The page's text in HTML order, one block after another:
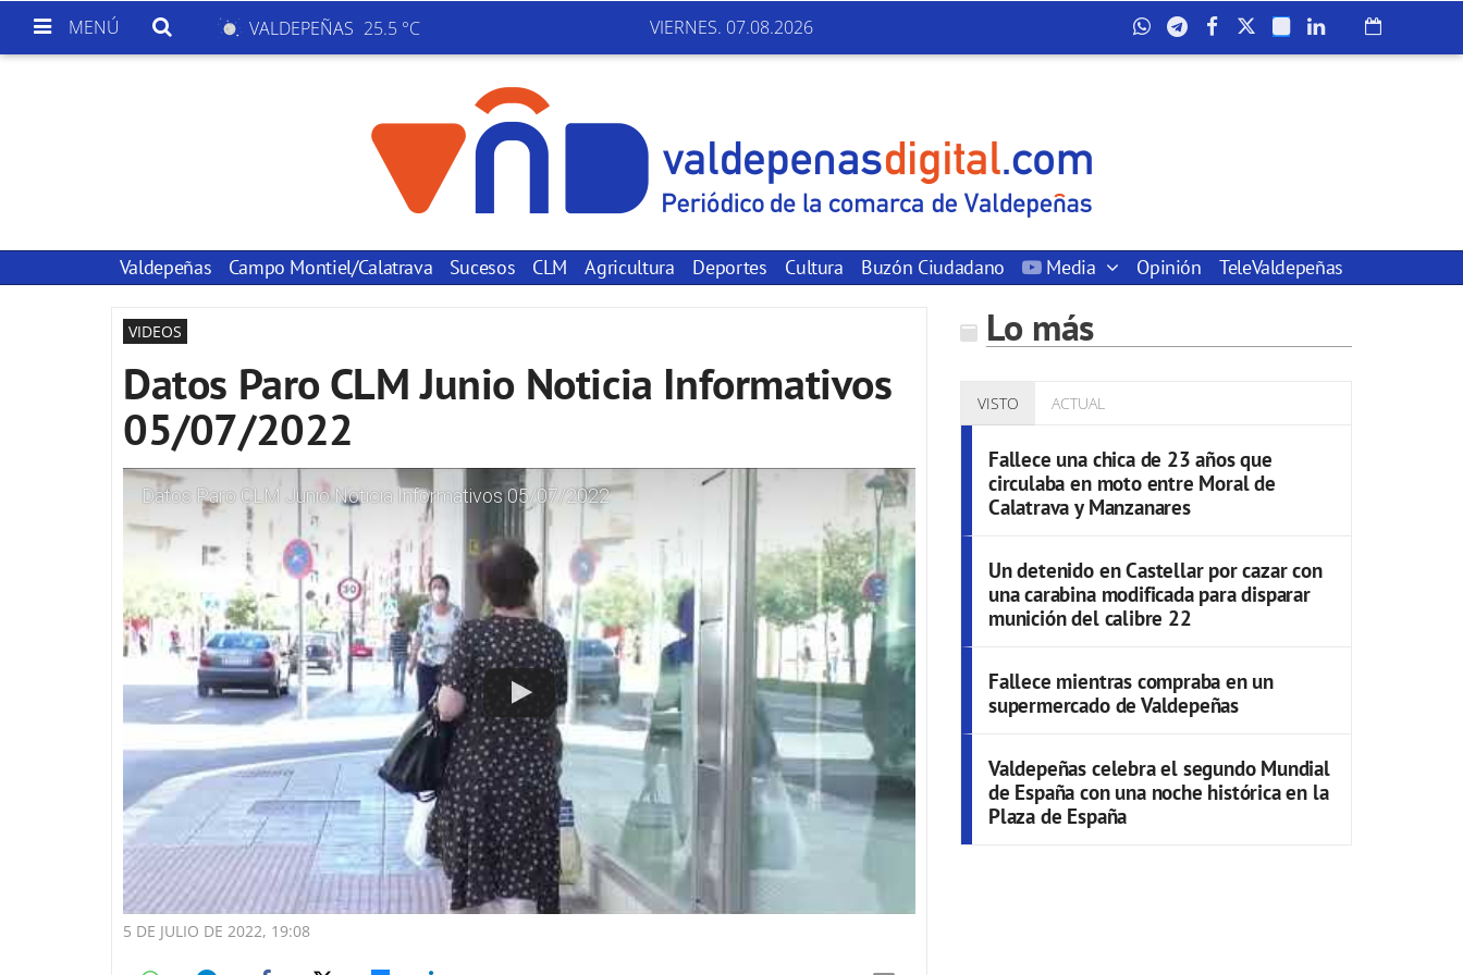
MENÚ VALDEPEÑAS 25.5 °C VIERNES. 07.08.2026
Valdepeñas Campo Montiel/Calatrava Sucesos CLM Agricultura Deportes Cultura Buzón Ciudadano Media Opinión TeleValdepeñas
VIDEOS
Datos Paro CLM Junio Noticia Informativos
05/07/2022
Datos Paro CLM Junio Noticia Informativos 05/07/2022
5 DE JULIO DE 2022, 19:08
Lo más
VISTO ACTUAL
Fallece una chica de 23 años que
circulaba en moto entre Moral de
Calatrava y Manzanares
Un detenido en Castellar por cazar con
una carabina modificada para disparar
munición del calibre 22
Fallece mientras compraba en un
supermercado de Valdepeñas
Valdepeñas celebra el segundo Mundial
de España con una noche histórica en la
Plaza de España